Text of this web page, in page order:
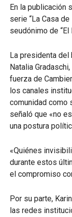
En la publicación
serie “La Casa
seudónimo de
La presidenta
Natalia
fuerza de
los canales
comunidad como
señaló que «no
una postura
«Quiénes
durante estos
el compromiso
Por su parte,
las redes